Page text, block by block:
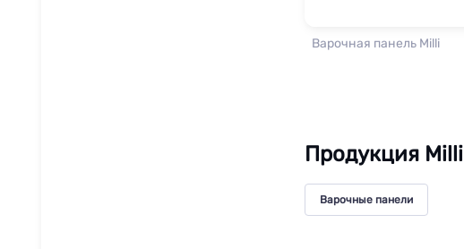
Варочная панель Milli
Продукция Milli
Варочные панели